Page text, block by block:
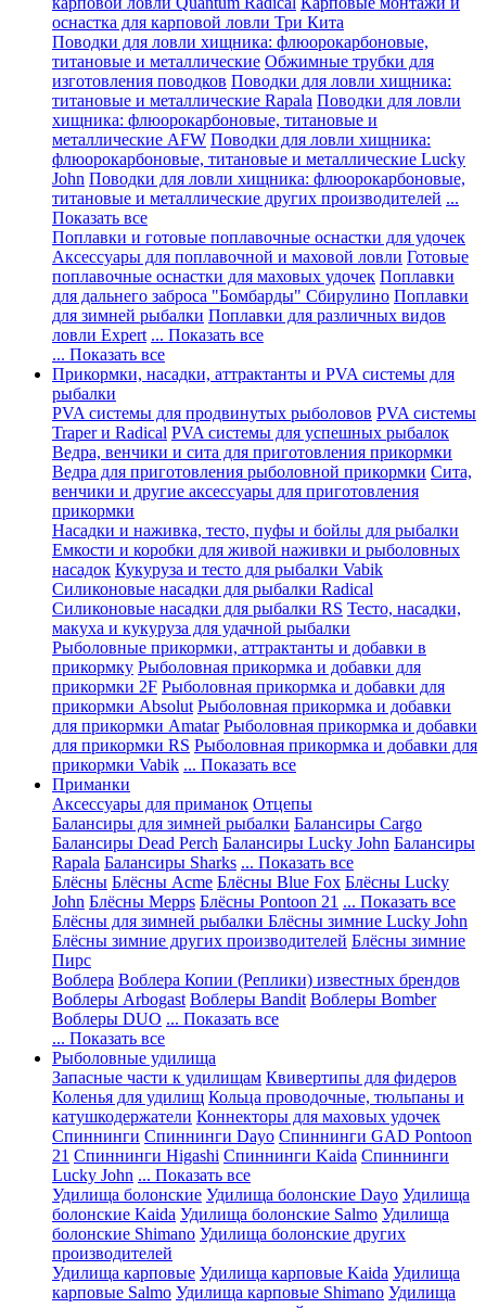
оснастка для карповой ловли Три Кита
Поводки для ловли хищника: флюорокарбоновые,
титановые и металлические Обжимные трубки для
изготовления поводков Поводки для ловли хищника:
титановые и металлические Rapala Поводки для ловли
хищника: флюорокарбоновые, титановые и
металлические AFW Поводки для ловли хищника:
флюорокарбоновые, титановые и металлические Lucky
John Поводки для ловли хищника: флюорокарбоновые,
титановые и металлические других производителей ...
Показать все
Поплавки и готовые поплавочные оснастки для удочек
Аксессуары для поплавочной и маховой ловли Готовые
поплавочные оснастки для маховых удочек Поплавки
для дальнего заброса "Бомбарды" Сбирулино Поплавки
для зимней рыбалки Поплавки для различных видов
ловли Expert ... Показать все
... Показать все
Прикормки, насадки, аттрактанты и PVA системы для
рыбалки
PVA системы для продвинутых рыболовов PVA системы
Traper и Radical PVA системы для успешных рыбалок
Ведра, венчики и сита для приготовления прикормки
Ведра для приготовления рыболовной прикормки Сита,
венчики и другие аксессуары для приготовления
прикормки
Насадки и наживка, тесто, пуфы и бойлы для рыбалки
Емкости и коробки для живой наживки и рыболовных
насадок Кукуруза и тесто для рыбалки Vabik
Силиконовые насадки для рыбалки Radical
Силиконовые насадки для рыбалки RS Тесто, насадки,
макуха и кукуруза для удачной рыбалки
Рыболовные прикормки, аттрактанты и добавки в
прикормку Рыболовная прикормка и добавки для
прикормки 2F Рыболовная прикормка и добавки для
прикормки Absolut Рыболовная прикормка и добавки
для прикормки Amatar Рыболовная прикормка и добавки
для прикормки RS Рыболовная прикормка и добавки для
прикормки Vabik ... Показать все
Приманки
Аксессуары для приманок Отцепы
Балансиры для зимней рыбалки Балансиры Cargo
Балансиры Dead Perch Балансиры Lucky John Балансиры
Rapala Балансиры Sharks ... Показать все
Блёсны Блёсны Acme Блёсны Blue Fox Блёсны Lucky
John Блёсны Mepps Блёсны Pontoon 21 ... Показать все
Блёсны для зимней рыбалки Блёсны зимние Lucky John
Блёсны зимние других производителей Блёсны зимние
Пирс
Воблера Воблера Копии (Реплики) известных брендов
Воблеры Arbogast Воблеры Bandit Воблеры Bomber
Воблеры DUO ... Показать все
... Показать все
Рыболовные удилища
Запасные части к удилищам Квивертипы для фидеров
Коленья для удилищ Кольца проводочные, тюльпаны и
катушкодержатели Коннекторы для маховых удочек
Спиннинги Спиннинги Dayo Спиннинги GAD Pontoon
21 Спиннинги Higashi Спиннинги Kaida Спиннинги
Lucky John ... Показать все
Удилища болонские Удилища болонские Dayo Удилища
болонские Kaida Удилища болонские Salmo Удилища
болонские Shimano Удилища болонские других
производителей
Удилища карповые Удилища карповые Kaida Удилища
карповые Salmo Удилища карповые Shimano Удилища